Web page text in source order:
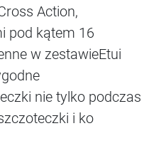
Action,
pod kątem 16
w zestawieEtui
nie tylko podczas
i ko